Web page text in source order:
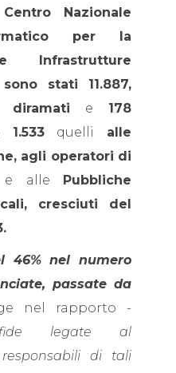
Nazionale
per la
Infrastrutture
stati 11.887,
e 178
quelli alle
agli operatori di
e alle
Pubbliche
cresciuti del
46% nel numero
passate da
nel rapporto -
legate al
di tali